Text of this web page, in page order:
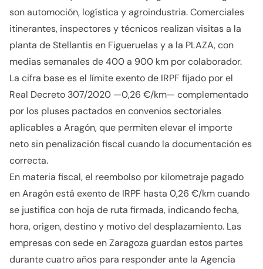
son automoción, logística y agroindustria. Comerciales
itinerantes, inspectores y técnicos realizan visitas a la
planta de Stellantis en Figueruelas y a la PLAZA, con
medias semanales de 400 a 900 km por colaborador.
La cifra base es el límite exento de IRPF fijado por el
Real Decreto 307/2020 —0,26 €/km— complementado
por los pluses pactados en convenios sectoriales
aplicables a Aragón, que permiten elevar el importe
neto sin penalización fiscal cuando la documentación es
correcta.
En materia fiscal, el reembolso por kilometraje pagado
en Aragón está exento de IRPF hasta 0,26 €/km cuando
se justifica con hoja de ruta firmada, indicando fecha,
hora, origen, destino y motivo del desplazamiento. Las
empresas con sede en Zaragoza guardan estos partes
durante cuatro años para responder ante la Agencia